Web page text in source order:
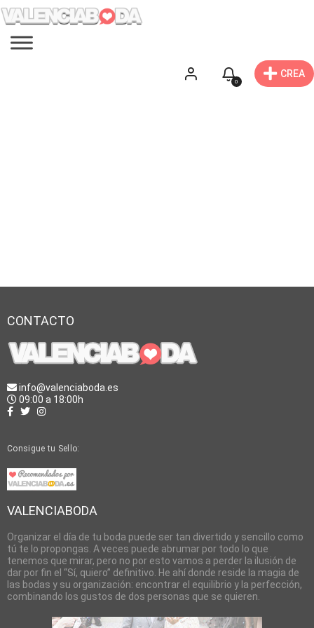
0
CREA
CONTACTO
info@valenciaboda.es
09:00 a 18:00h
Consigue tu Sello:
VALENCIABODA
Organizar el día de tu boda puede ser tan divertido y sencillo como
tú te lo propongas. A veces puede abrumar por todo lo que
tenemos que mirar, pero no por esto vamos a perder la ilusión de
dar por fin el “Sí, quiero” definitivo. He ahí donde reside la magia de
las bodas y su organización: encontrar el equilibrio y la perfección,
combinando los gustos de dos personas que se quieren.